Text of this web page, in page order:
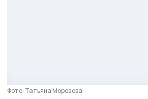
Фото: Татьяна Морозова